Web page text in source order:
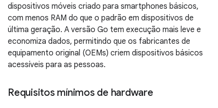
dispositivos móveis criado para smartphones básicos,
com menos RAM do que o padrão em dispositivos de
última geração. A versão Go tem execução mais leve e
economiza dados, permitindo que os fabricantes de
equipamento original (OEMs) criem dispositivos básicos
acessíveis para as pessoas.
Requisitos mínimos de hardware